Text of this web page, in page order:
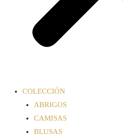
COLECCIÓN
ABRIGOS
CAMISAS
BLUSAS